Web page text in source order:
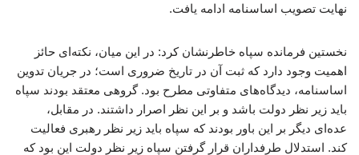
نهایت تصویب اساسنامه ادامه یافت.
نخستین فرمانده سپاه خاطرنشان کرد: در این میان، نکته‌ای حائز
اهمیت وجود دارد که ثبت آن در تاریخ ضروری است؛ در جریان تدوین
اساسنامه، دیدگاه‌های متفاوتی مطرح بود. گروهی معتقد بودند سپاه
باید زیر نظر دولت باشد و بر این نظر اصرار داشتند. در مقابل،
عده‌ای دیگر بر این باور بودند که سپاه باید زیر نظر رهبری فعالیت
کند. استدلال طرفداران قرار گرفتن سپاه زیر نظر دولت این بود که